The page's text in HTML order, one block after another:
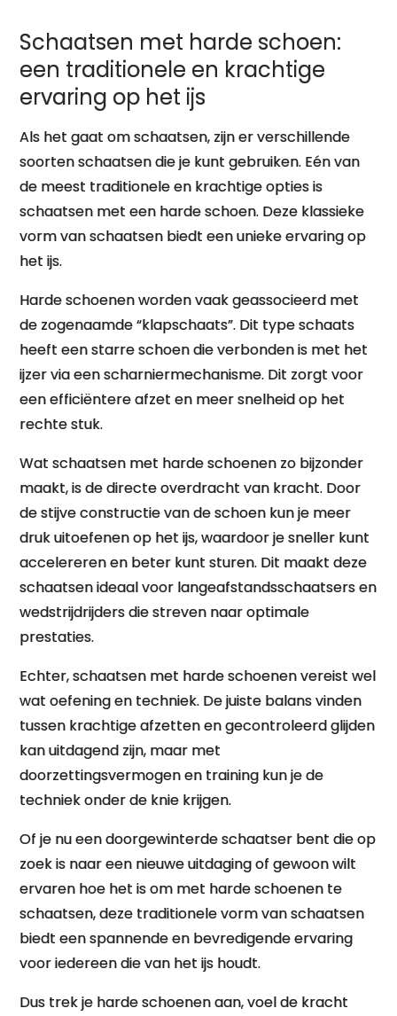
Schaatsen met harde schoen:
een traditionele en krachtige
ervaring op het ijs
Als het gaat om schaatsen, zijn er verschillende
soorten schaatsen die je kunt gebruiken. Eén van
de meest traditionele en krachtige opties is
schaatsen met een harde schoen. Deze klassieke
vorm van schaatsen biedt een unieke ervaring op
het ijs.
Harde schoenen worden vaak geassocieerd met
de zogenaamde “klapschaats”. Dit type schaats
heeft een starre schoen die verbonden is met het
ijzer via een scharniermechanisme. Dit zorgt voor
een efficiëntere afzet en meer snelheid op het
rechte stuk.
Wat schaatsen met harde schoenen zo bijzonder
maakt, is de directe overdracht van kracht. Door
de stijve constructie van de schoen kun je meer
druk uitoefenen op het ijs, waardoor je sneller kunt
accelereren en beter kunt sturen. Dit maakt deze
schaatsen ideaal voor langeafstandsschaatsers en
wedstrijdrijders die streven naar optimale
prestaties.
Echter, schaatsen met harde schoenen vereist wel
wat oefening en techniek. De juiste balans vinden
tussen krachtige afzetten en gecontroleerd glijden
kan uitdagend zijn, maar met
doorzettingsvermogen en training kun je de
techniek onder de knie krijgen.
Of je nu een doorgewinterde schaatser bent die op
zoek is naar een nieuwe uitdaging of gewoon wilt
ervaren hoe het is om met harde schoenen te
schaatsen, deze traditionele vorm van schaatsen
biedt een spannende en bevredigende ervaring
voor iedereen die van het ijs houdt.
Dus trek je harde schoenen aan, voel de kracht